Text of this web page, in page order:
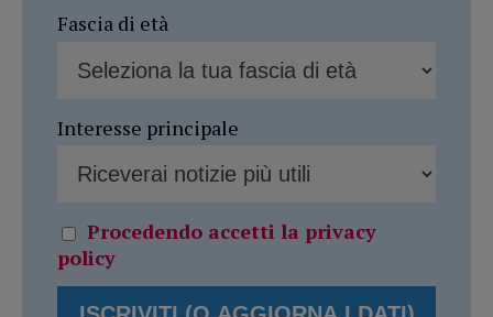
Fascia di età
Interesse principale
Procedendo accetti la privacy
policy